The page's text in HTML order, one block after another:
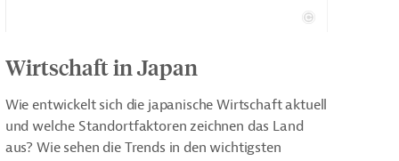
Wirtschaft in Japan
Wie entwickelt sich die japanische Wirtschaft aktuell
und welche Standortfaktoren zeichnen das Land
aus? Wie sehen die Trends in den wichtigsten